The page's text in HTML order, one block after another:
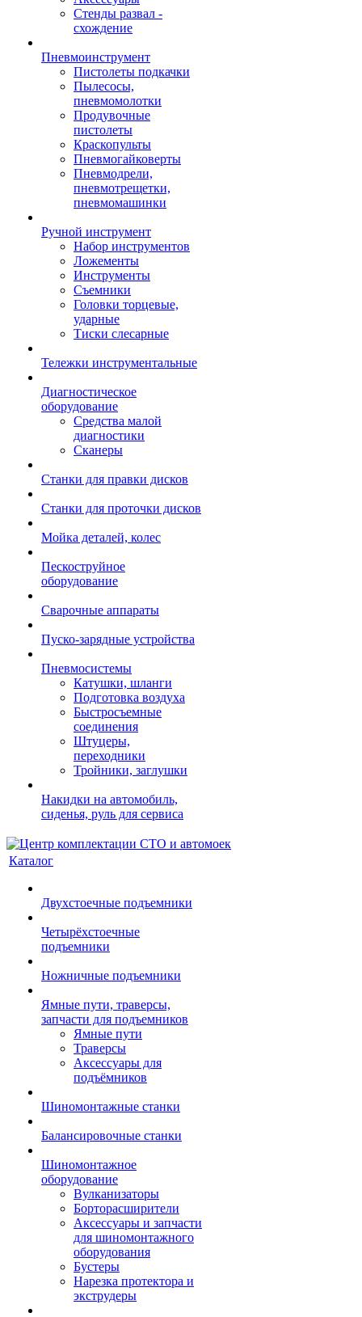
Стенды развал -
схождение
Пневмоинструмент
Пистолеты подкачки
Пылесосы,
пневмомолотки
Продувочные
пистолеты
Краскопульты
Пневмогайковерты
Пневмодрели,
пневмотрещетки,
пневмомашинки
Ручной инструмент
Набор инструментов
Ложементы
Инструменты
Съемники
Головки торцевые,
ударные
Тиски слесарные
Тележки инструментальные
Диагностическое
оборудование
Средства малой
диагностики
Сканеры
Станки для правки дисков
Станки для проточки дисков
Мойка деталей, колес
Пескоструйное
оборудование
Сварочные аппараты
Пуско-зарядные устройства
Пневмосистемы
Катушки, шланги
Подготовка воздуха
Быстросъемные
соединения
Штуцеры,
переходники
Тройники, заглушки
Накидки на автомобиль,
сиденья, руль для сервиса
Каталог
Двухстоечные подъемники
Четырёхстоечные
подъемники
Ножничные подъемники
Ямные пути, траверсы,
запчасти для подъемников
Ямные пути
Траверсы
Аксессуары для
подъёмников
Шиномонтажные станки
Балансировочные станки
Шиномонтажное
оборудование
Вулканизаторы
Борторасширители
Аксессуары и запчасти
для шиномонтажного
оборудования
Бустеры
Нарезка протектора и
экструдеры